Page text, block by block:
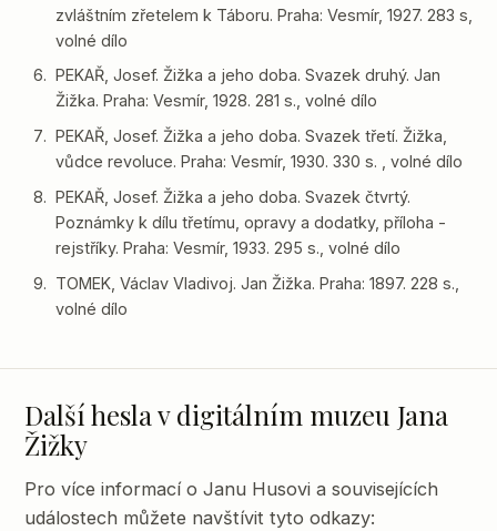
zvláštním zřetelem k Táboru. Praha: Vesmír, 1927. 283 s,
volné dílo
PEKAŘ, Josef. Žižka a jeho doba. Svazek druhý. Jan
Žižka. Praha: Vesmír, 1928. 281 s., volné dílo
PEKAŘ, Josef. Žižka a jeho doba. Svazek třetí. Žižka,
vůdce revoluce. Praha: Vesmír, 1930. 330 s. , volné dílo
PEKAŘ, Josef. Žižka a jeho doba. Svazek čtvrtý.
Poznámky k dílu třetímu, opravy a dodatky, příloha -
rejstříky. Praha: Vesmír, 1933. 295 s., volné dílo
TOMEK, Václav Vladivoj. Jan Žižka. Praha: 1897. 228 s.,
volné dílo
Další hesla v digitálním muzeu Jana
Žižky
Pro více informací o Janu Husovi a souvisejících
událostech můžete navštívit tyto odkazy: